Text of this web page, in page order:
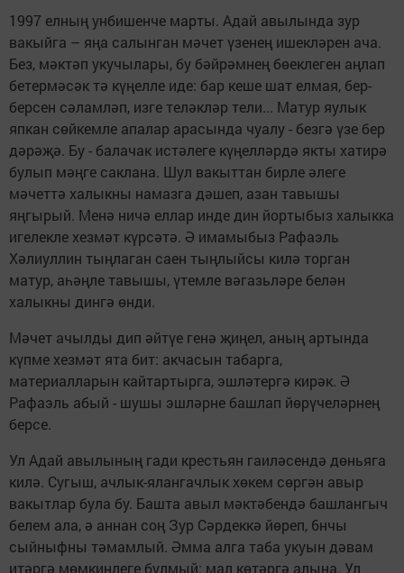
1997 елның унбишенче марты. Адай авылында зур
вакыйга – яңа салынган мәчет үзенең ишекләрен ача.
Без, мәктәп укучылары, бу бәйрәмнең бөеклеген аңлап
бетермәсәк тә күңелле иде: бар кеше шат елмая, бер-
берсен сәламләп, изге теләкләр тели... Матур яулык
япкан сөйкемле апалар арасында чуалу - безгә үзе бер
дәрәҗә. Бу - балачак истәлеге күңелләрдә якты хатирә
булып мәңге саклана. Шул вакыттан бирле әлеге
мәчеттә халыкны намазга дәшеп, азан тавышы
яңгырый. Менә ничә еллар инде дин йортыбыз халыкка
игелекле хезмәт күрсәтә. Ә имамыбыз Рафаэль
Хәлиуллин тыңлаган саен тыңлыйсы килә торган
матур, аһәңле тавышы, үтемле вәгазьләре белән
халыкны дингә өнди.
Мәчет ачылды дип әйтүе генә җиңел, аның артында
күпме хезмәт ята бит: акчасын табарга,
материалларын кайтартырга, эшләтергә кирәк. Ә
Рафаэль абый - шушы эшләрне башлап йөрүчеләрнең
берсе.
Ул Адай авылының гади крестьян гаиләсендә дөньяга
килә. Сугыш, ачлык-ялангачлык хөкем сөргән авыр
вакытлар була бу. Башта авыл мәктәбендә башлангыч
белем ала, ә аннан соң Зур Сәрдеккә йөреп, 6нчы
сыйныфны тәмамлый. Әмма алга таба укуын дәвам
итәргә мөмкинлеге булмый: мал көтәргә алына. Ул